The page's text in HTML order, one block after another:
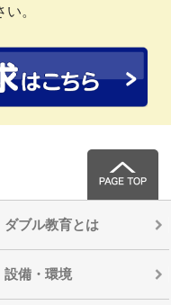
。
ダブル教育とは
設備・環境